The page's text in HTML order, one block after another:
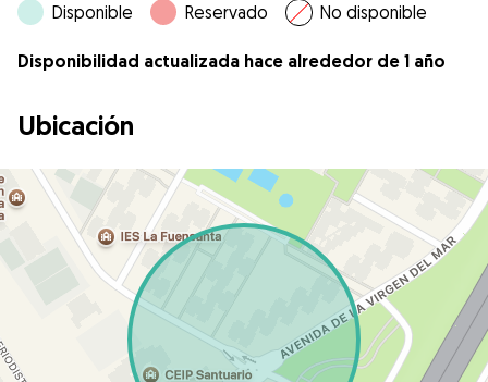
Disponible Reservado No disponible
Disponibilidad actualizada hace alrededor de 1 año
Ubicación